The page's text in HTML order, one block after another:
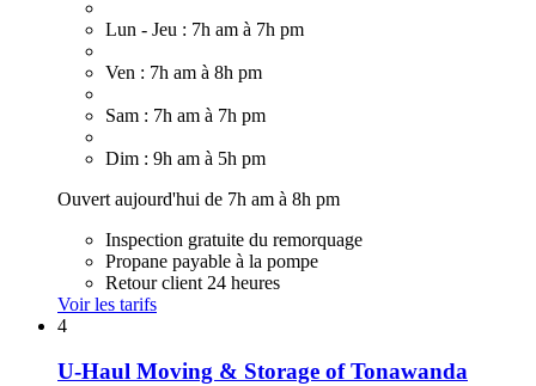
Lun - Jeu : 7h am à 7h pm
Ven : 7h am à 8h pm
Sam : 7h am à 7h pm
Dim : 9h am à 5h pm
Ouvert aujourd'hui de 7h am à 8h pm
Inspection gratuite du remorquage
Propane payable à la pompe
Retour client 24 heures
Voir les tarifs
4
U-Haul Moving & Storage of Tonawanda